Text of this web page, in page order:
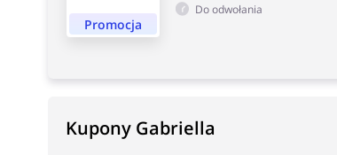
Promocja
Do odwołania
Kupony Gabriella